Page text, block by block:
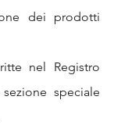
dei prodotti
nel Registro
speciale